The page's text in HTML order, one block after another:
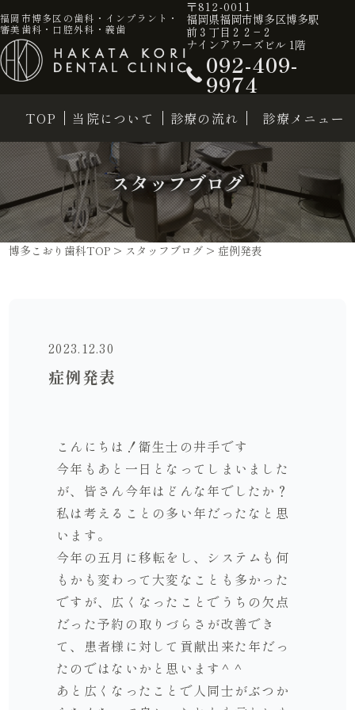
福岡市博多区の歯科・インプラント・
審美歯科・口腔外科・義歯
〒812-0011
福岡県福岡市博多区博多駅
前３丁目２２−２
ナインアワーズビル 1階
092-409-
9974
TOP 当院について 診療の流れ 診療メニュー
スタッフブログ
博多こおり歯科TOP > スタッフブログ > 症例発表
2023.12.30
症例発表
こんにちは！衛生士の井手です
今年もあと一日となってしまいました
が、皆さん今年はどんな年でしたか？
私は考えることの多い年だったなと思
います。
今年の五月に移転をし、システムも何
もかも変わって大変なことも多かった
ですが、広くなったことでうちの欠点
だった予約の取りづらさが改善でき
て、患者様に対して貢献出来た年だっ
たのではないかと思います^ ^
あと広くなったことで人同士がぶつか